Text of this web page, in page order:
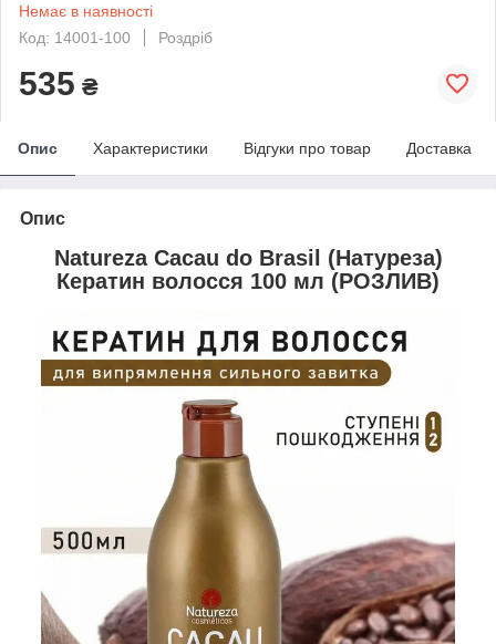
Немає в наявності
Код: 14001-100
Роздріб
535 ₴
Опис Характеристики Відгуки про товар Доставка
Опис
Natureza Cacau do Brasil (Натуреза)
Кератин волосся 100 мл (РОЗЛИВ)